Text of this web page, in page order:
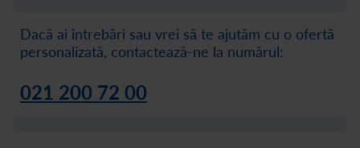
Dacă ai întrebări sau vrei să te ajutăm cu o ofertă
personalizată, contactează-ne la numărul:
021 200 72 00